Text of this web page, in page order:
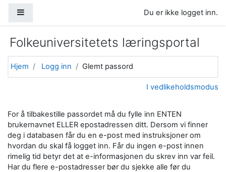
Du er ikke logget inn.
Folkeuniversitetets læringsportal
Hjem Logg inn Glemt passord
I vedlikeholdsmodus
For å tilbakestille passordet må du fylle inn ENTEN
brukernavnet ELLER epostadressen ditt. Dersom vi finner
deg i databasen får du en e-post med instruksjoner om
hvordan du skal få logget inn. Får du ingen e-post innen
rimelig tid betyr det at e-informasjonen du skrev inn var feil.
Har du flere e-postadresser bør du sjekke alle før du